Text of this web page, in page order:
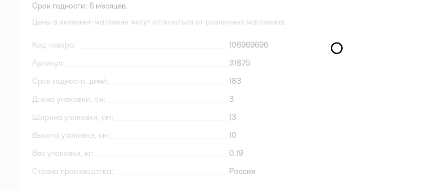
Срок годности: 6 месяцев.
Цены в интернет-магазине могут отличаться от розничных магазинов.
Код товара:
106969696
Артикул:
31875
Срок годности, дней:
183
Длина упаковки, см:
3
Ширина упаковки, см:
13
Высота упаковки, см:
10
Вес упаковки, кг:
0.19
Страна производства:
Россия